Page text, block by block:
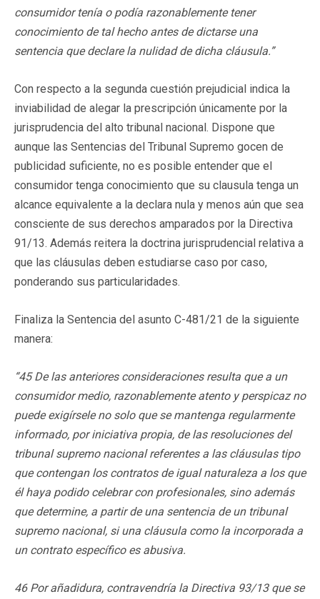
consumidor tenía o podía razonablemente tener
conocimiento de tal hecho antes de dictarse una
sentencia que declare la nulidad de dicha cláusula.”
Con respecto a la segunda cuestión prejudicial indica la
inviabilidad de alegar la prescripción únicamente por la
jurisprudencia del alto tribunal nacional. Dispone que
aunque las Sentencias del Tribunal Supremo gocen de
publicidad suficiente, no es posible entender que el
consumidor tenga conocimiento que su clausula tenga un
alcance equivalente a la declara nula y menos aún que sea
consciente de sus derechos amparados por la Directiva
91/13. Además reitera la doctrina jurisprudencial relativa a
que las cláusulas deben estudiarse caso por caso,
ponderando sus particularidades.
Finaliza la Sentencia del asunto C-481/21 de la siguiente
manera:
“45 De las anteriores consideraciones resulta que a un
consumidor medio, razonablemente atento y perspicaz no
puede exigírsele no solo que se mantenga regularmente
informado, por iniciativa propia, de las resoluciones del
tribunal supremo nacional referentes a las cláusulas tipo
que contengan los contratos de igual naturaleza a los que
él haya podido celebrar con profesionales, sino además
que determine, a partir de una sentencia de un tribunal
supremo nacional, si una cláusula como la incorporada a
un contrato específico es abusiva.
46 Por añadidura, contravendría la Directiva 93/13 que se